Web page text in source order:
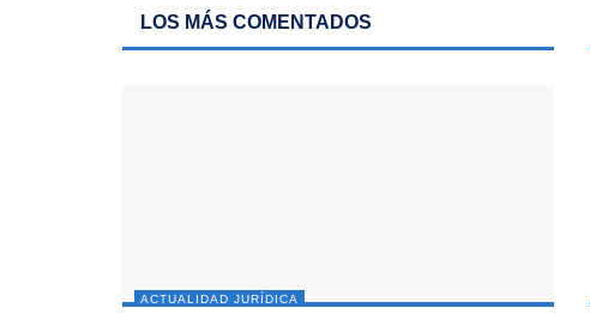
LOS MÁS COMENTADOS
ACTUALIDAD JURÍDICA